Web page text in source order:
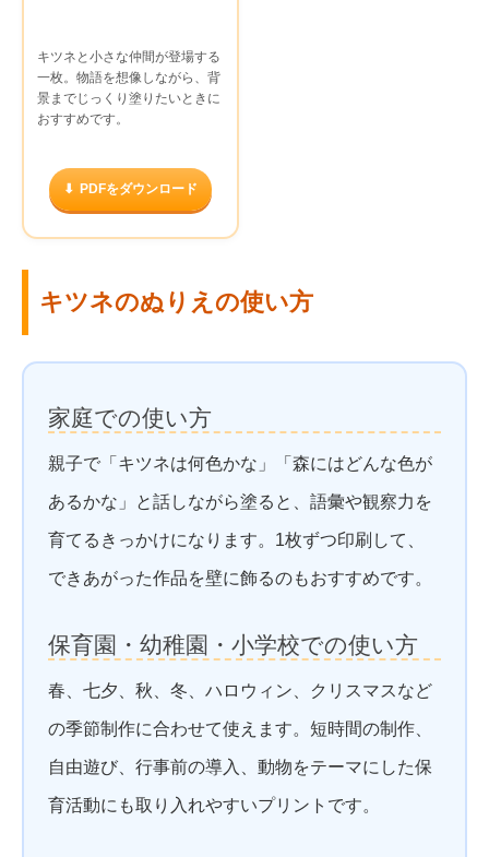
キツネと小さな仲間が登場する
一枚。物語を想像しながら、背
景までじっくり塗りたいときに
おすすめです。
PDFをダウンロード
キツネのぬりえの使い方
家庭での使い方
親子で「キツネは何色かな」「森にはどんな色が
あるかな」と話しながら塗ると、語彙や観察力を
育てるきっかけになります。1枚ずつ印刷して、
できあがった作品を壁に飾るのもおすすめです。
保育園・幼稚園・小学校での使い方
春、七夕、秋、冬、ハロウィン、クリスマスなど
の季節制作に合わせて使えます。短時間の制作、
自由遊び、行事前の導入、動物をテーマにした保
育活動にも取り入れやすいプリントです。